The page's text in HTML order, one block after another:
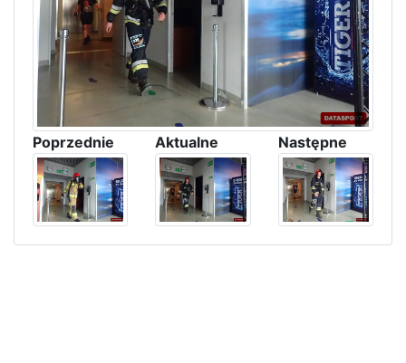
Poprzednie Aktualne Następne